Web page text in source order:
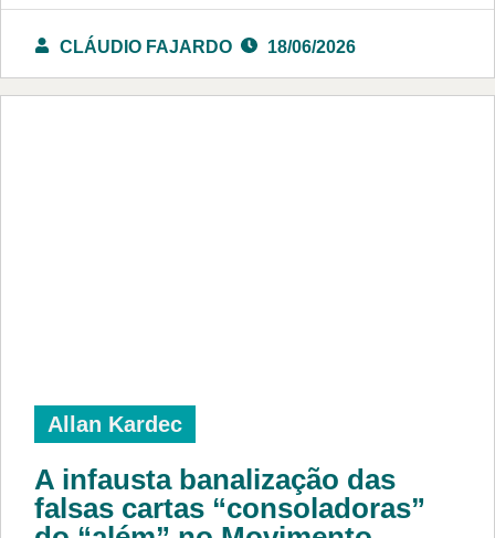
CLÁUDIO FAJARDO 18/06/2026
Allan Kardec
A infausta banalização das
falsas cartas “consoladoras”